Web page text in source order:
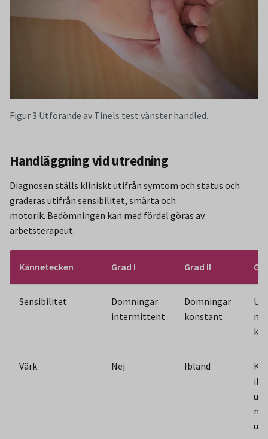
Figur 3 Utförande av Tinels test vänster handled.
Handläggning vid utredning
Diagnosen ställs kliniskt utifrån symtom och status och
graderas utifrån sensibilitet, smärta och
motorik. Bedömningen kan med fördel göras av
arbetsterapeut.
Kännetecken Grad I Grad II
Sensibilitet
Domningar
intermittent
Domningar
konstant
Värk Nej Ibland